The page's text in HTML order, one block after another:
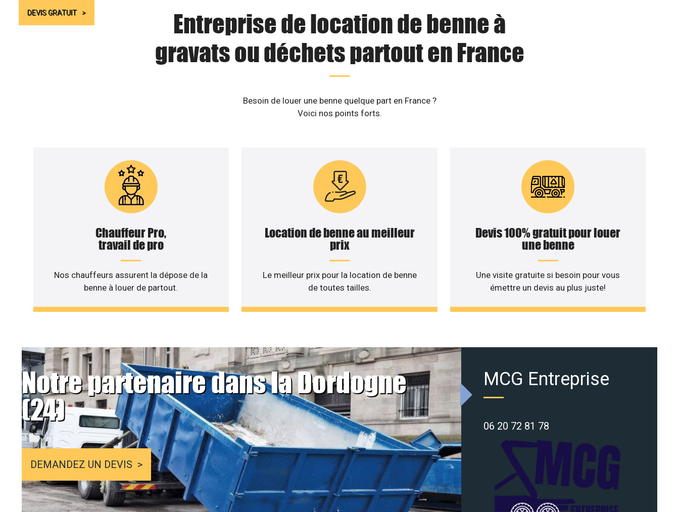
DEVIS GRATUIT
Entreprise de location de benne à
gravats ou déchets partout en France
Besoin de louer une benne quelque part en France ?
Voici nos points forts.
Chauffeur Pro,
travail de pro
Nos chauffeurs assurent la dépose de la
benne à louer de partout.
Location de benne au meilleur
prix
Le meilleur prix pour la location de benne
de toutes tailles.
Devis 100% gratuit pour louer
une benne
Une visite gratuite si besoin pour vous
émettre un devis au plus juste!
Notre partenaire dans la Dordogne
(24)
DEMANDEZ UN DEVIS
MCG Entreprise
06 20 72 81 78